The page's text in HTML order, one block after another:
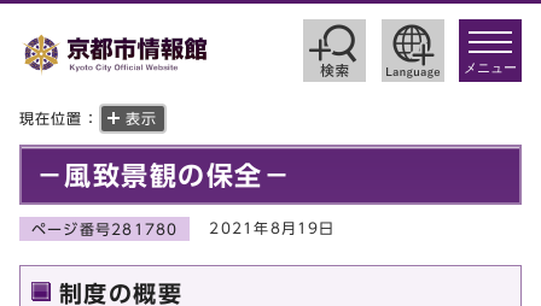
toggle
メニュー
現在位置： 表示
－風致景観の保全－
ページ番号281780 2021年8月19日
制度の概要